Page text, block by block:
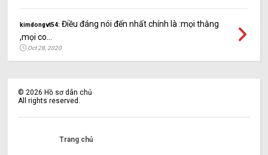
kimdongvt54: Điều đáng nói đến nhất chính là :mọi thằng
,mọi co...
Oct 28, 2020
©2026 Hồ sơ dân chủ
All rights reserved.
Trang chủ